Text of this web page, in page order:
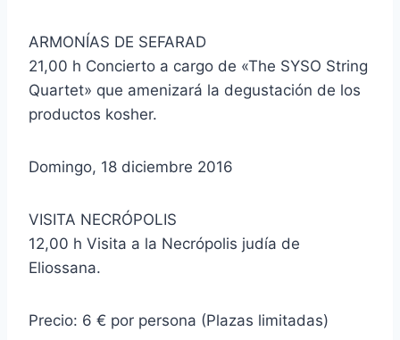
ARMONÍAS DE SEFARAD
21,00 h Concierto a cargo de «The SYSO String
Quartet» que amenizará la degustación de los
productos kosher.
Domingo, 18 diciembre 2016
VISITA NECRÓPOLIS
12,00 h Visita a la Necrópolis judía de
Eliossana.
Precio: 6 € por persona (Plazas limitadas)